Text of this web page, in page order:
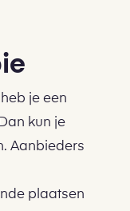
je een
kun je
Aanbieders
plaatsen